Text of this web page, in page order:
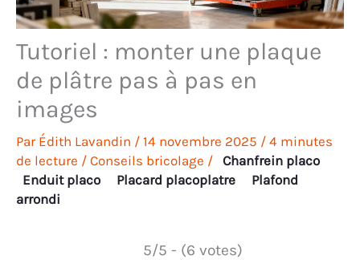
Tutoriel : monter une plaque
de plâtre pas à pas en
images
Par Édith Lavandin / 14 novembre 2025 / 4 minutes
de lecture / Conseils bricolage / Chanfrein placo
Enduit placo
Placard placoplatre
Plafond
arrondi
5/5 - (6 votes)